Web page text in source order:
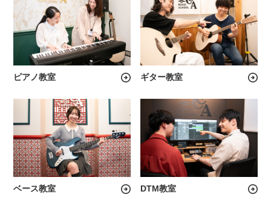
ピアノ教室 ギター教室
ベース教室 DTM教室